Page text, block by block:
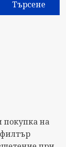
Търсене
покупка на